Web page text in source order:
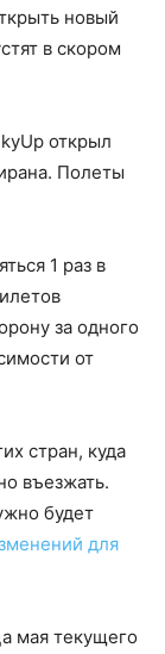
новый
в скором
открыл
Полеты
1 раз в
за одного
от
стран, куда
въезжать.
будет
для
мая текущего